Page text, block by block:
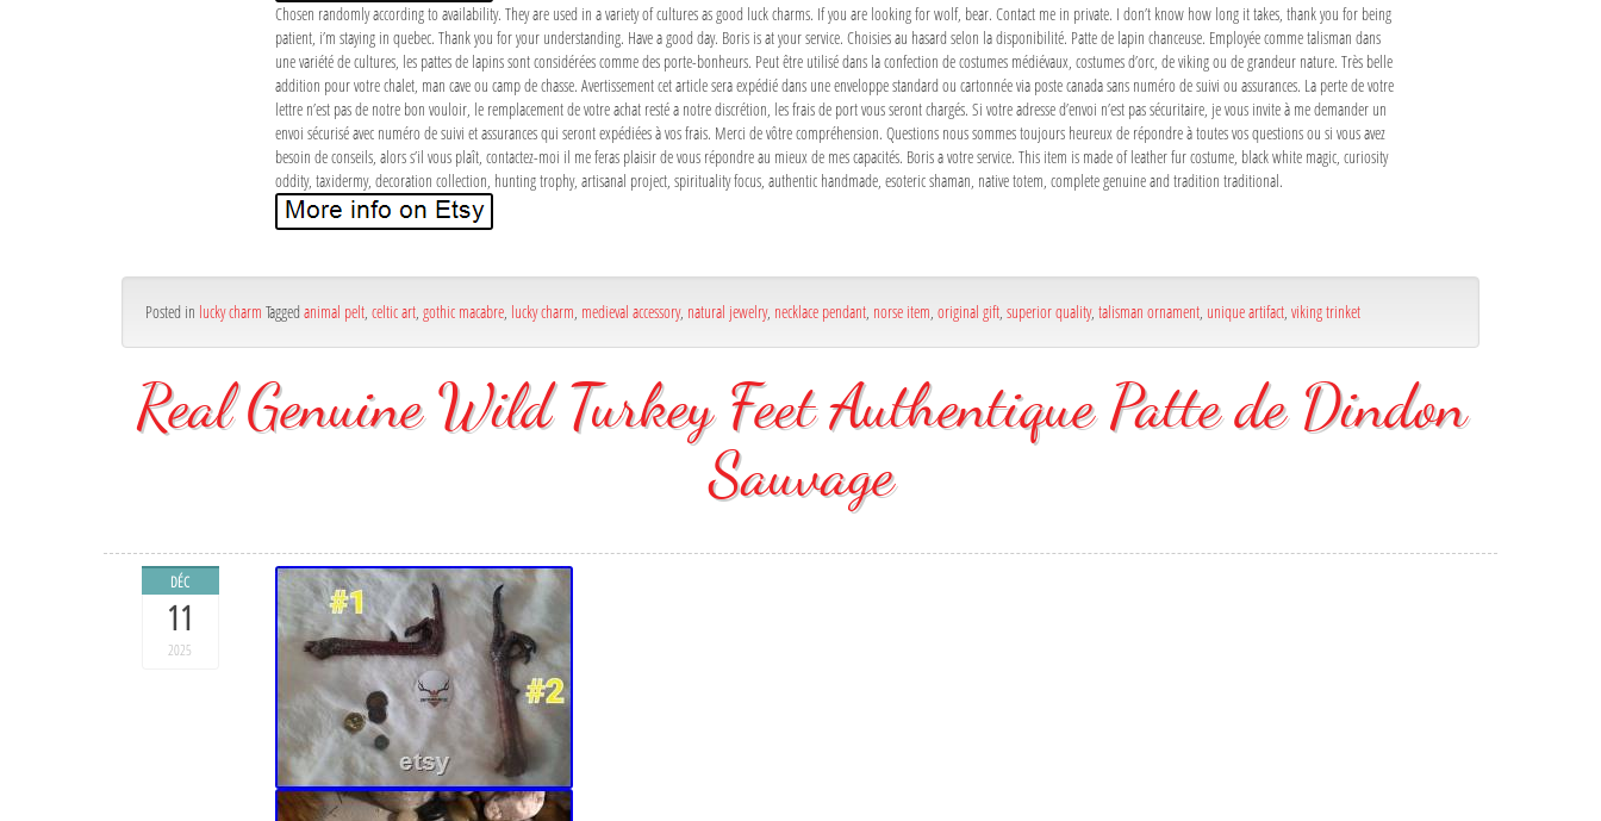
Chosen randomly according to availability. They are used in a variety of cultures as good luck charms. If you are looking for wolf, bear. Contact me in private. I don’t know how long it takes, thank you for being
patient, i’m staying in quebec. Thank you for your understanding. Have a good day. Boris is at your service. Choisies au hasard selon la disponibilité. Patte de lapin chanceuse. Employée comme talisman dans
une variété de cultures, les pattes de lapins sont considérées comme des porte-bonheurs. Peut être utilisé dans la confection de costumes médiévaux, costumes d’orc, de viking ou de grandeur nature. Très belle
addition pour votre chalet, man cave ou camp de chasse. Avertissement cet article sera expédié dans une enveloppe standard ou cartonnée via poste canada sans numéro de suivi ou assurances. La perte de votre
lettre n’est pas de notre bon vouloir, le remplacement de votre achat resté a notre discrétion, les frais de port vous seront chargés. Si votre adresse d’envoi n’est pas sécuritaire, je vous invite à me demander un
envoi sécurisé avec numéro de suivi et assurances qui seront expédiées à vos frais. Merci de vôtre compréhension. Questions nous sommes toujours heureux de répondre à toutes vos questions ou si vous avez
besoin de conseils, alors s’il vous plaît, contactez-moi il me feras plaisir de vous répondre au mieux de mes capacités. Boris a votre service. This item is made of leather fur costume, black white magic, curiosity
oddity, taxidermy, decoration collection, hunting trophy, artisanal project, spirituality focus, authentic handmade, esoteric shaman, native totem, complete genuine and tradition traditional.
Posted in lucky charm Tagged animal pelt celtic art gothic macabre lucky charm medieval accessory, natural jewelry, necklace pendant norse item original gift superior quality, talisman ornament unique artifact viking trinket
Real Genuine Wild Turkey Feet Authentique Patte de Dindon
Sauvage
DÉC
11
2025